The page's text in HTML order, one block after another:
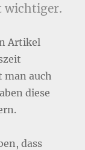
wichtiger.
Artikel
auch
diese
dass